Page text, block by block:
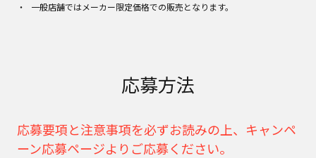
一般店舗ではメーカー限定価格での販売となります。
応募方法
応募要項と注意事項を必ずお読みの上、キャンペ
ーン応募ページよりご応募ください。